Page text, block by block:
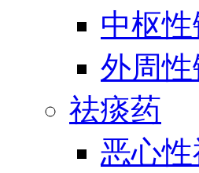
中枢
外周
祛痰药
恶心